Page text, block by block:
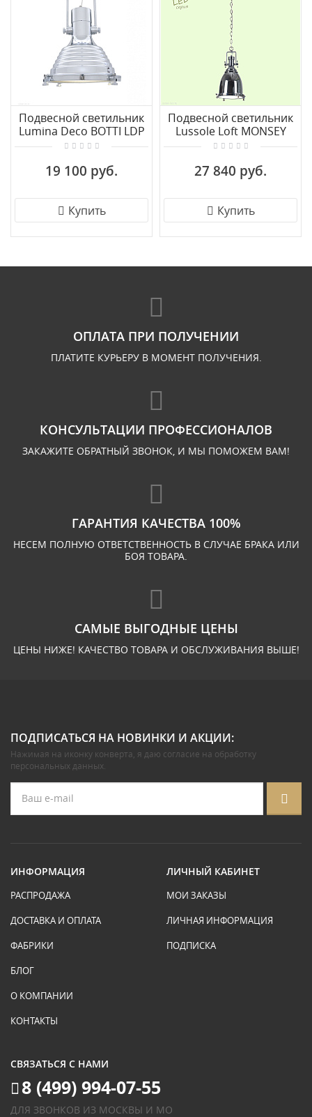
Подвесной светильник
Lumina Deco BOTTI LDP
708 CHR
19 100 руб.
Купить
Подвесной светильник
Lussole Loft MONSEY
GRLSP-9614
27 840 руб.
Купить
ОПЛАТА ПРИ ПОЛУЧЕНИИ
ПЛАТИТЕ КУРЬЕРУ В МОМЕНТ ПОЛУЧЕНИЯ.
КОНСУЛЬТАЦИИ ПРОФЕССИОНАЛОВ
ЗАКАЖИТЕ ОБРАТНЫЙ ЗВОНОК, И МЫ ПОМОЖЕМ ВАМ!
ГАРАНТИЯ КАЧЕСТВА 100%
НЕСЕМ ПОЛНУЮ ОТВЕТСТВЕННОСТЬ В СЛУЧАЕ БРАКА ИЛИ
БОЯ ТОВАРА.
САМЫЕ ВЫГОДНЫЕ ЦЕНЫ
ЦЕНЫ НИЖЕ! КАЧЕСТВО ТОВАРА И ОБСЛУЖИВАНИЯ ВЫШЕ!
ПОДПИСАТЬСЯ НА НОВИНКИ И АКЦИИ:
Нажимая на иконку конверта, я даю согласие на обработку
персональных данных.
ИНФОРМАЦИЯ
РАСПРОДАЖА
ДОСТАВКА И ОПЛАТА
ФАБРИКИ
БЛОГ
О КОМПАНИИ
КОНТАКТЫ
ЛИЧНЫЙ КАБИНЕТ
МОИ ЗАКАЗЫ
ЛИЧНАЯ ИНФОРМАЦИЯ
ПОДПИСКА
СВЯЗАТЬСЯ С НАМИ
8 (499) 994-07-55
ДЛЯ ЗВОНКОВ ИЗ МОСКВЫ И МО